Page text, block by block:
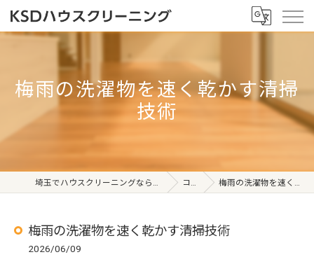
梅雨の洗濯物を速く乾かす清掃
技術
埼玉でハウスクリーニングならKSDハウスクリーニング コラム 梅雨の洗濯物を速く乾かす清掃技術
梅雨の洗濯物を速く乾かす清掃技術
2026/06/09